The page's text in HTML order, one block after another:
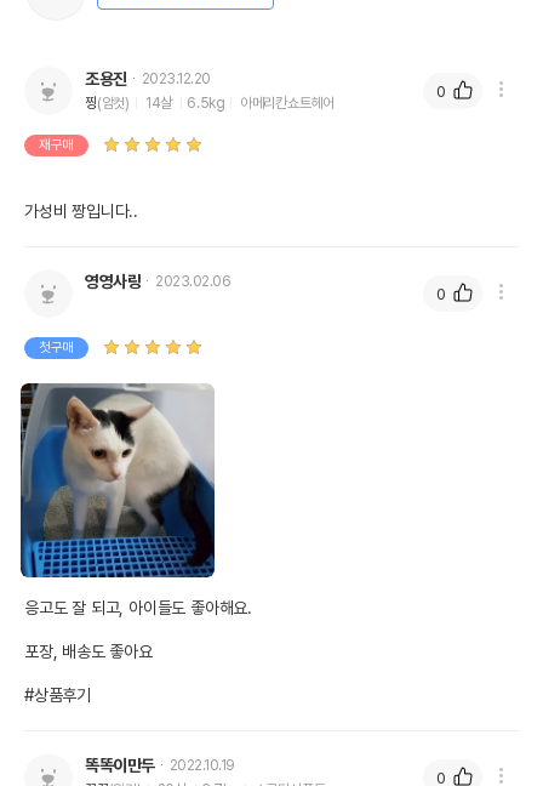
조용진
2023.12.20
찡(암컷) 14살 6.5kg 아메리칸쇼트헤어
재구매
가성비 짱입니다..
0
영영사랑 2023.02.06
첫구매
응고도 잘 되고, 아이들도 좋아해요.
포장, 배송도 좋아요
#상품후기
0
똑똑이만두
2022.10.19
0